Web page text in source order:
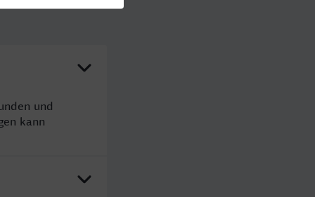
und
kann